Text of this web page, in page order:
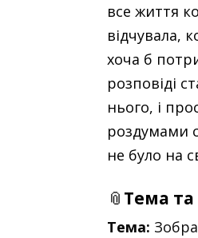
все життя
відчувала,
хоча б
розповіді
нього, і
роздумами
не було на
📎 Тема та
Тема: